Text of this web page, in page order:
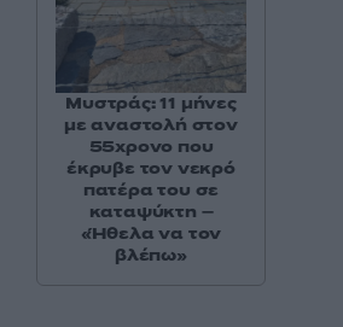
Μυστράς: 11 μήνες
με αναστολή στον
55χρονο που
έκρυβε τον νεκρό
πατέρα του σε
καταψύκτη –
«Ήθελα να τον
βλέπω»